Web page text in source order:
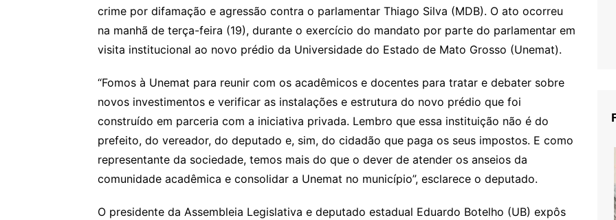
crime por difamação e agressão contra o parlamentar Thiago Silva (MDB). O ato ocorreu
na manhã de terça-feira (19), durante o exercício do mandato por parte do parlamentar em
visita institucional ao novo prédio da Universidade do Estado de Mato Grosso (Unemat).
“Fomos à Unemat para reunir com os acadêmicos e docentes para tratar e debater sobre
novos investimentos e verificar as instalações e estrutura do novo prédio que foi
construído em parceria com a iniciativa privada. Lembro que essa instituição não é do
prefeito, do vereador, do deputado e, sim, do cidadão que paga os seus impostos. E como
representante da sociedade, temos mais do que o dever de atender os anseios da
comunidade acadêmica e consolidar a Unemat no município”, esclarece o deputado.
O presidente da Assembleia Legislativa e deputado estadual Eduardo Botelho (UB) expôs